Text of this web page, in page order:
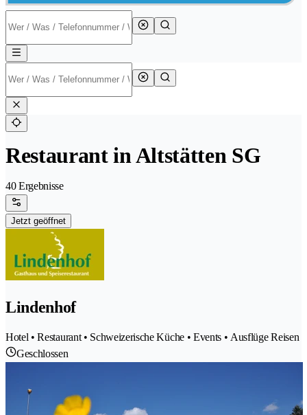
Restaurant in Altstätten SG
40 Ergebnisse
Jetzt geöffnet
Lindenhof
Hotel • Restaurant • Schweizerische Küche • Events • Ausflüge Reisen
Geschlossen